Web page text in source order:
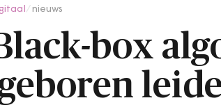
nieuws
box